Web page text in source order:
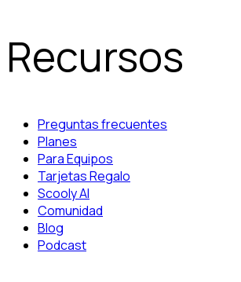
Recursos
Preguntas frecuentes
Planes
Para Equipos
Tarjetas Regalo
Scooly AI
Comunidad
Blog
Podcast